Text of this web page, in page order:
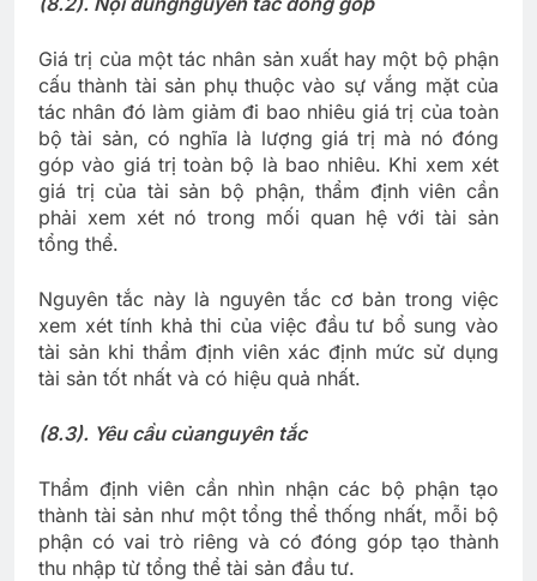
Giá trị của một tác nhân sản xuất hay một bộ phận
cấu thành tài sản phụ thuộc vào sự vắng mặt của
tác nhân đó làm giảm đi bao nhiêu giá trị của toàn
bộ tài sản, có nghĩa là lượng giá trị mà nó đóng
góp vào giá trị toàn bộ là bao nhiêu. Khi xem xét
giá trị của tài sản bộ phận, thẩm định viên cần
phải xem xét nó trong mối quan hệ với tài sản
tổng thể.
Nguyên tắc này là nguyên tắc cơ bản trong việc
xem xét tính khả thi của việc đầu tư bổ sung vào
tài sản khi thẩm định viên xác định mức sử dụng
tài sản tốt nhất và có hiệu quả nhất.
(8.3). Yêu cầu củanguyên tắc
Thẩm định viên cần nhìn nhận các bộ phận tạo
thành tài sản như một tổng thể thống nhất, mỗi bộ
phận có vai trò riêng và có đóng góp tạo thành
thu nhập từ tổng thể tài sản đầu tư.